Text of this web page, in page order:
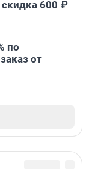
600 ₽
по
от